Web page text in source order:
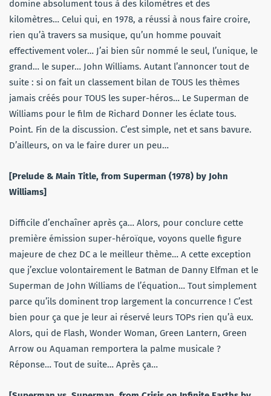
domine absolument tous à des kilomètres et des
kilomètres… Celui qui, en 1978, a réussi à nous faire croire,
rien qu’à travers sa musique, qu’un homme pouvait
effectivement voler… J’ai bien sûr nommé le seul, l’unique, le
grand… le super… John Williams. Autant l’annoncer tout de
suite : si on fait un classement bilan de TOUS les thèmes
jamais créés pour TOUS les super-héros… Le Superman de
Williams pour le film de Richard Donner les éclate tous.
Point. Fin de la discussion. C’est simple, net et sans bavure.
D’ailleurs, on va le faire durer un peu…
[Prelude & Main Title, from Superman (1978) by John
Williams]
Difficile d’enchaîner après ça… Alors, pour conclure cette
première émission super-héroïque, voyons quelle figure
majeure de chez DC a le meilleur thème… A cette exception
que j’exclue volontairement le Batman de Danny Elfman et le
Superman de John Williams de l’équation… Tout simplement
parce qu’ils dominent trop largement la concurrence ! C’est
bien pour ça que je leur ai réservé leurs TOPs rien qu’à eux.
Alors, qui de Flash, Wonder Woman, Green Lantern, Green
Arrow ou Aquaman remportera la palme musicale ?
Réponse… Tout de suite… Après ça…